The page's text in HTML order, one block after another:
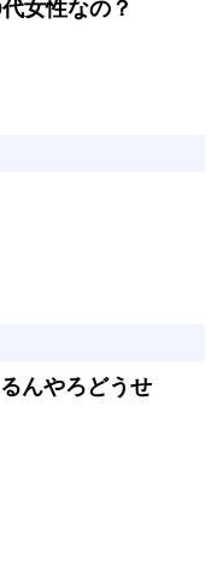
女性なの？
んやろどうせ